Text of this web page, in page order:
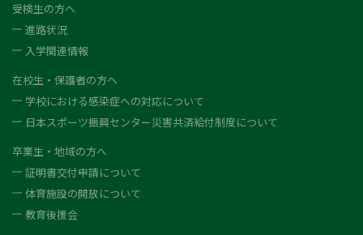
受検生の方へ
進路状況
入学関連情報
在校生・保護者の方へ
学校における感染症への対応について
日本スポーツ振興センター災害共済給付制度について
卒業生・地域の方へ
証明書交付申請について
体育施設の開放について
教育後援会